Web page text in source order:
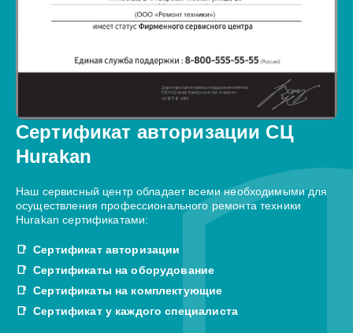
Сертификат авторизации СЦ
Hurakan
Наш сервисный центр обладает всеми необходимыми для
осуществления профессионального ремонта техники
Hurakan сертификатами:
Сертификат авторизации
Сертификаты на оборудование
Сертификаты на комплектующие
Сертификат у каждого специалиста